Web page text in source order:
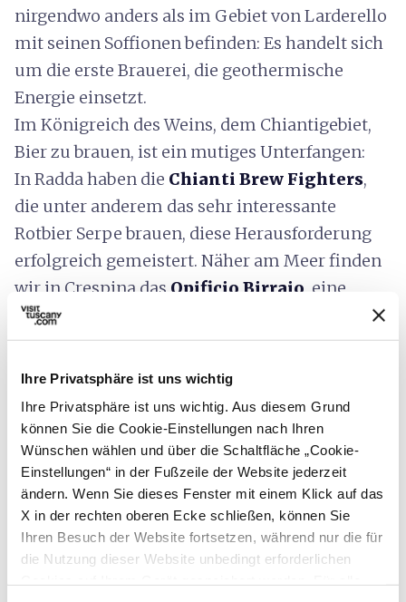
Ihre Privatsphäre ist uns wichtig
Ihre Privatsphäre ist uns wichtig. Aus diesem Grund
können Sie die Cookie-Einstellungen nach Ihren
Wünschen wählen und über die Schaltfläche „Cookie-
Einstellungen“ in der Fußzeile der Website jederzeit
ändern. Wenn Sie dieses Fenster mit einem Klick auf das
X in der rechten oberen Ecke schließen, können Sie
Ihren Besuch der Website fortsetzen, während nur die für
die Nutzung dieser Website unbedingt erforderlichen
nirgendwo anders als im Gebiet von Larderello
mit seinen Soffionen befinden: Es handelt sich
um die erste Brauerei, die geothermische
Energie einsetzt.
Im Königreich des Weins, dem Chiantigebiet,
Bier zu brauen, ist ein mutiges Unterfangen:
In Radda haben die Chianti Brew Fighters,
die unter anderem das sehr interessante
Rotbier Serpe brauen, diese Herausforderung
erfolgreich gemeistert. Näher am Meer finden
wir in Crespina das Opificio Birraio , eine
Brauerei mit Landwirtschaft, die auf den
eigenen Flächen sowohl das Getreide wie den
Hopfen für ihre Biere anbaut, darunter die
wundervollen Glaux (ein belgisches Ale) und
Odiosa (ebenfalls ein Amberbier, aus Weizen
und Gerste).